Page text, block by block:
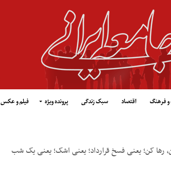
و فرهنگ اقتصاد سبک زندگی پرونده ویژه فیلم و عکس
رها کن؛ یعنی فسخ قرارداد؛ یعنی اشک؛ یعنی یک شب